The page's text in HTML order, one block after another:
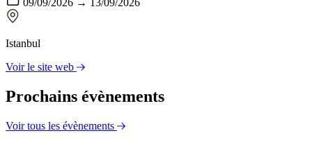
09/09/2026 → 13/09/2026
Istanbul
Voir le site web
Prochains évènements
Voir tous les évènements